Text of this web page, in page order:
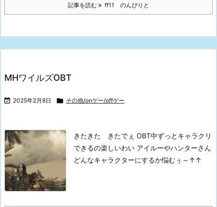
記事を読む ff11 のんびりと
MHワイルズOBT
 2025年2月8日  その他/onゲー/offゲー
きたきた きたでぇ OBT中ずっとキャラクリ
できるの楽しいわい アイルーやハンターさん
どんなキャラクターにするか悩むぅ～↑↑